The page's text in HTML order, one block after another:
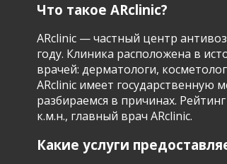
Что такое ARclinic?
ARclinic — частный центр
году. Клиника расположена в
врачей: дерматологи,
ARclinic имеет
разбираемся в причинах.
к.м.н., главный врач ARclinic.
Какие услуги